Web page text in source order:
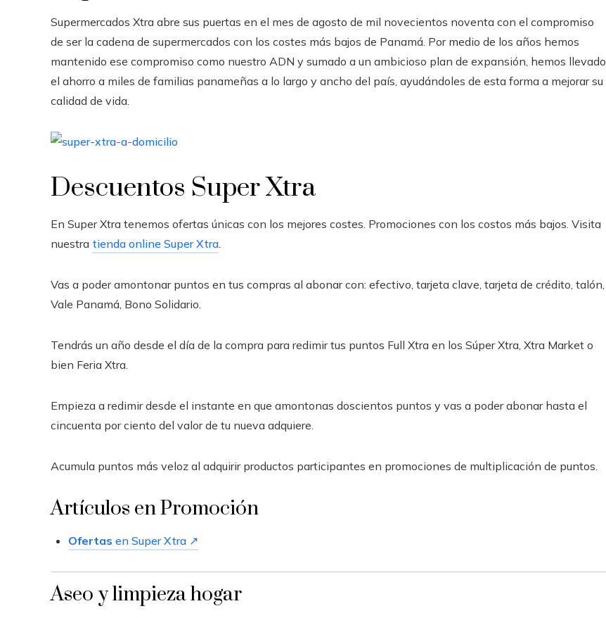
Supermercados Xtra abre sus puertas en el mes de agosto de mil novecientos noventa con el compromiso
de ser la cadena de supermercados con los costes más bajos de Panamá. Por medio de los años hemos
mantenido ese compromiso como nuestro ADN y sumado a un ambicioso plan de expansión, hemos llevado
el ahorro a miles de familias panameñas a lo largo y ancho del país, ayudándoles de esta forma a mejorar su
calidad de vida.
Descuentos Super Xtra
En Super Xtra tenemos ofertas únicas con los mejores costes. Promociones con los costos más bajos. Visita
nuestra tienda online Super Xtra
Vas a poder amontonar puntos en tus compras al abonar con: efectivo, tarjeta clave, tarjeta de crédito, talón,
Vale Panamá, Bono Solidario.
Tendrás un año desde el día de la compra para redimir tus puntos Full Xtra en los Súper Xtra, Xtra Market o
bien Feria Xtra.
Empieza a redimir desde el instante en que amontonas doscientos puntos y vas a poder abonar hasta el
cincuenta por ciento del valor de tu nueva adquiere.
Acumula puntos más veloz al adquirir productos participantes en promociones de multiplicación de puntos.
Artículos en Promoción
Ofertas en Super Xtra ↗
Aseo y limpieza hogar